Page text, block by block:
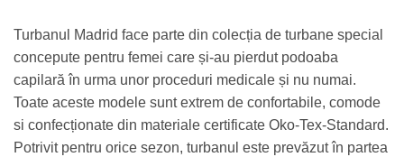
Turbanul Madrid face parte din colecția de turbane special
concepute pentru femei care și-au pierdut podoaba
capilară în urma unor proceduri medicale și nu numai.
Toate aceste modele sunt extrem de confortabile, comode
si confecționate din materiale certificate Oko-Tex-Standard.
Potrivit pentru orice sezon, turbanul este prevăzut în partea